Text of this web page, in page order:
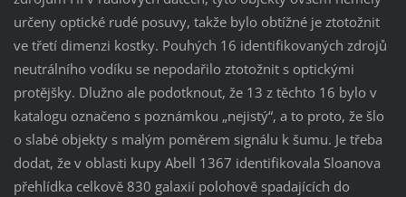
určeny optické rudé posuvy, takže bylo obtížné je ztotožnit
ve třetí dimenzi kostky. Pouhých 16 identifikovaných zdrojů
neutrálního vodíku se nepodařilo ztotožnit s optickými
protějšky. Dlužno ale podotknout, že 13 z těchto 16 bylo v
katalogu označeno s poznámkou „nejistý“, a to proto, že šlo
o slabé objekty s malým poměrem signálu k šumu. Je třeba
dodat, že v oblasti kupy Abell 1367 identifikovala Sloanova
přehlídka celkově 830 galaxií polohově spadajících do